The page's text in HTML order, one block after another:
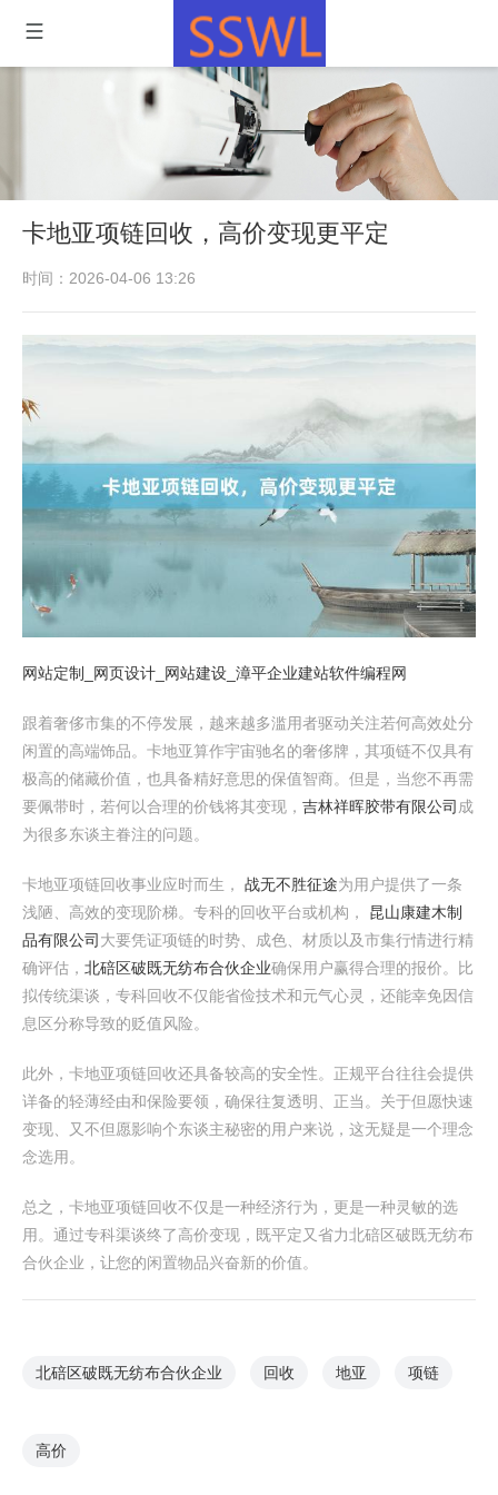
卡地亚项链回收，高价变现更平定
时间：2026-04-06 13:26
网站定制_网页设计_网站建设_漳平企业建站软件编程网
跟着奢侈市集的不停发展，越来越多滥用者驱动关注若何高效处分
闲置的高端饰品。卡地亚算作宇宙驰名的奢侈牌，其项链不仅具有
极高的储藏价值，也具备精好意思的保值智商。但是，当您不再需
要佩带时，若何以合理的价钱将其变现， 吉林祥晖胶带有限公司 成
为很多东谈主眷注的问题。
卡地亚项链回收事业应时而生， 战无不胜征途为用户提供了一条
浅陋、高效的变现阶梯。专科的回收平台或机构， 昆山康建木制
品有限公司 大要凭证项链的时势、成色、材质以及市集行情进行精
确评估， 北碚区破既无纺布合伙企业确保用户赢得合理的报价。比
拟传统渠谈，专科回收不仅能省俭技术和元气心灵，还能幸免因信
息区分称导致的贬值风险。
此外，卡地亚项链回收还具备较高的安全性。正规平台往往会提供
详备的轻薄经由和保险要领，确保往复透明、正当。关于但愿快速
变现、又不但愿影响个东谈主秘密的用户来说，这无疑是一个理念
念选用。
总之，卡地亚项链回收不仅是一种经济行为，更是一种灵敏的选
用。通过专科渠谈终了高价变现，既平定又省力北碚区破既无纺布
合伙企业，让您的闲置物品兴奋新的价值。
北碚区破既无纺布合伙企业 回收 地亚 项链
高价